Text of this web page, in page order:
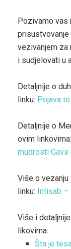
Pozivamo vas
prisustvovanje
vezivanjem za
i sudjelovati u
Detaljnije o
linku: Pojava
Detaljnije o
ovim linkovima:
mudrosti
Više o
linku: Intisab –
Više i
likovima:
Šta je